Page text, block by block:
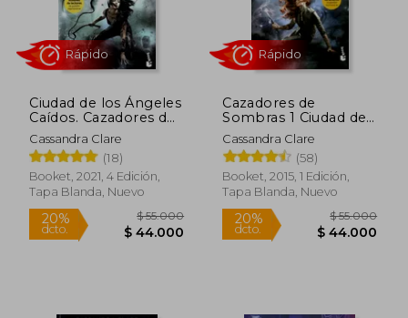
Ciudad de los Ángeles
Caídos. Cazadores de
Sombras 4.
Cassandra Clare
(18)
Booket, 2021, 4 Edición,
Tapa Blanda, Nuevo
Rápido
Cazadores de
Sombras 1 Ciudad de
Hueso
Cassandra Clare
(58)
Booket, 2015, 1 Edición,
Tapa Blanda, Nuevo
Rápido